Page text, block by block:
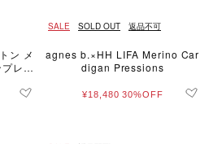
ン メ
レッ
SALE SOLD OUT 返品不可
agnes b.×HH LIFA Merino Car
digan Pressions
¥18,480 30%OFF